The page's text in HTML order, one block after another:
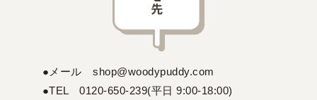
●メール shop@woodypuddy.com
●TEL 0120-650-239(平日 9:00-18:00)